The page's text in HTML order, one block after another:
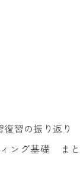
復習の振り返り
ィング基礎 まと